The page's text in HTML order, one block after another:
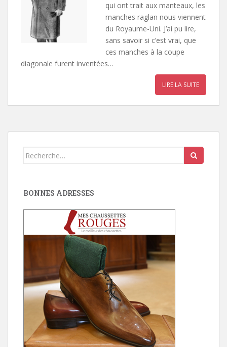
qui ont trait aux manteaux, les
manches raglan nous viennent
du Royaume-Uni. J’ai pu lire,
sans savoir si c’est vrai, que
ces manches à la coupe
diagonale furent inventées…
LIRE LA SUITE
Search
BONNES ADRESSES